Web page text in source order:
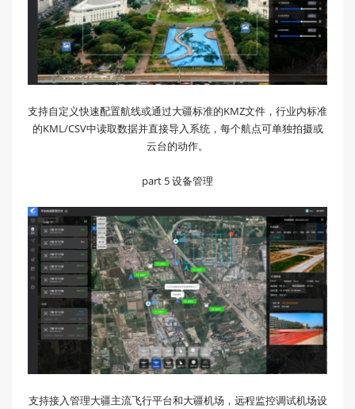
支持自定义快速配置航线或通过大疆标准的KMZ文件，行业内标准
的KML/CSV中读取数据并直接导入系统，每个航点可单独拍摄或
云台的动作。
part 5 设备管理
支持接入管理大疆主流飞行平台和大疆机场，远程监控调试机场设